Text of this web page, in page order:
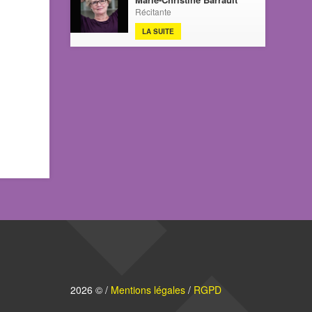
Récitante
LA SUITE
2026 © / Mentions légales / RGPD